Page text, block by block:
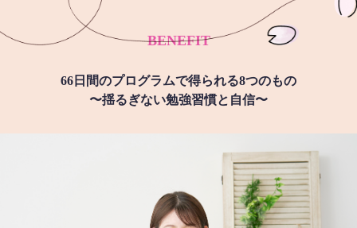
BENEFIT
66日間のプログラムで得られる8つのもの
〜揺るぎない勉強習慣と自信〜